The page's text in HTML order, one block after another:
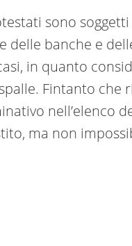
sono
delle banche e
in quanto
Fintanto che
nell’elenco
ma non